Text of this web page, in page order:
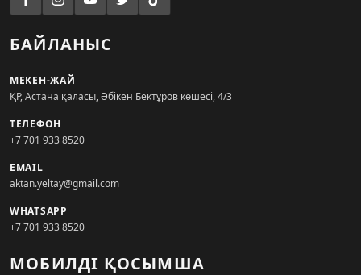
БАЙЛАНЫС
МЕКЕН-ЖАЙ
ҚР, Астана қаласы, Әбікен Бектұров көшесі, 4/3
ТЕЛЕФОН
+7 701 933 8520
EMAIL
aktan.yeltay@gmail.com
WHATSAPP
+7 701 933 8520
МОБИЛДІ ҚОСЫМША